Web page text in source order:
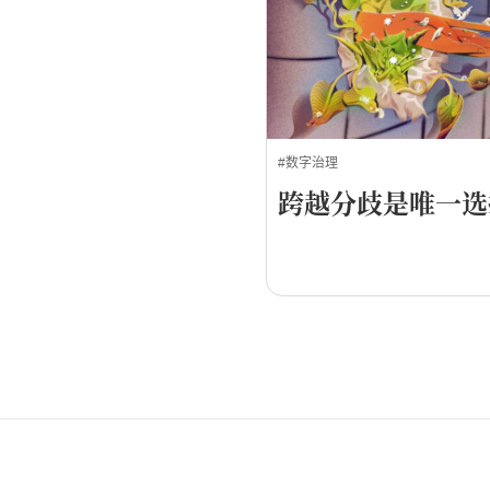
#数字治理
跨越分歧是唯一